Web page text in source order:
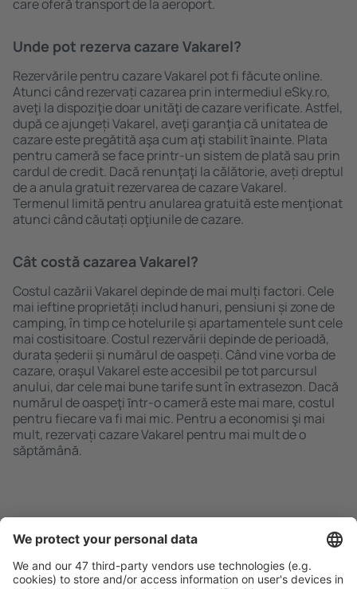
care oferă transport de la aeroport.
Unde pot rezerva cazare Vakarel?
Rezervările pentru cazare Vakarel pot fi făcute online.
Atunci când rezervați cazarea prin intermediul eSky.ro,
aveţi la dispoziţie doar unităţi de cazare verificate. Astfel,
după ce ajungeți Vakarel, aveţi garanţia că unitatea de
cazare este pregătită aşa cum aţi stabilit ȋnainte. Plata
pentru cameră se face printr-un sistem de plată sau prin
cardul de credit. Dacă renunţaţi la călătorie, aveți dreptul
de a anula gratuit rezervarea de cazare Vakarel.
Termenul limită pentru anularea gratuită este menţionat
atunci când căutați opţiunile de cazare.
Cât costă cazarea Vakarel?
Costul cazării Vakarel depinde de mai mulți factori. Cele
mai ieftine proprietăți includ hanuri, pensiuni și zone de
camping, în timp ce hotelurile și apartamentele sunt cele
mai costisitoare. Costul rezervării depinde de perioadă,
durata șederii și numărul de oaspeți. Când vine vorba de
cazare, oraşul Vakarel este accesibil pe tot parcursul
anului, dar cele mai bune tarife sunt în extrasezon. Dacă
numărul de oaspeţi ȋntr-o cameră este mai mare, costul
pentru fiecare va fi mai mic. Pentru a economisi şi mai
mult, rezervați cazare Vakarel pentru mai mult de o
săptămână.
Caută rapid şi uşor
Ofertă adaptată aşteptărilor tale.